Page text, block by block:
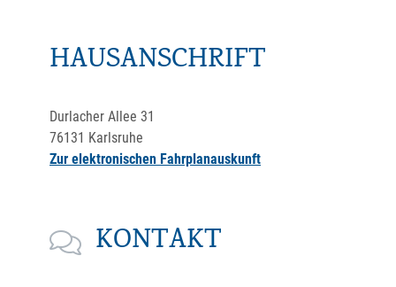
HAUSANSCHRIFT
Durlacher Allee 31
76131 Karlsruhe
Zur elektronischen Fahrplanauskunft
KONTAKT